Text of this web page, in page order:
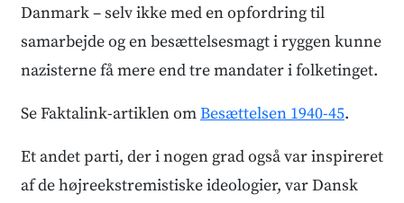
Danmark – selv ikke med en opfordring til
samarbejde og en besættelsesmagt i ryggen kunne
nazisterne få mere end tre mandater i folketinget.
Se Faktalink-artiklen omBesættelsen 1940-45.
Et andet parti, der i nogen grad også var inspireret
af de højreekstremistiske ideologier, var Dansk